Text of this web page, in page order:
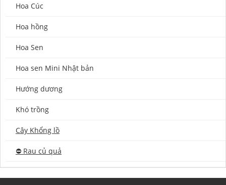
Hoa Cúc
Hoa hồng
Hoa Sen
Hoa sen Mini Nhật bản
Hướng dương
Khó trồng
Cây Khổng lồ
⛔️ Rau củ quả